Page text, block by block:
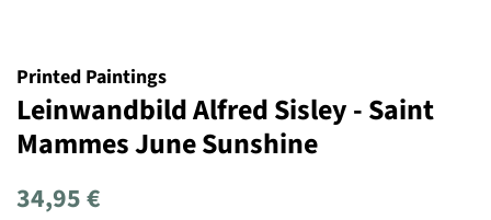
Printed Paintings
Leinwandbild Alfred Sisley - Saint
Mammes June Sunshine
Normaler
34,95 €